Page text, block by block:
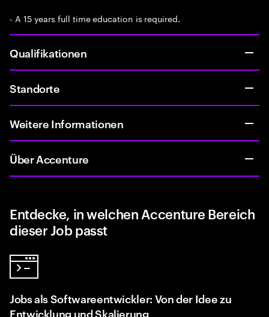
- A 15 years full time education is required.
Qualifikationen
Standorte
Weitere Informationen
Über Accenture
Entdecke, in welchen Accenture Bereich
dieser Job passt
Jobs als Softwareentwickler: Von der Idee zu
Entwicklung und Skalierung